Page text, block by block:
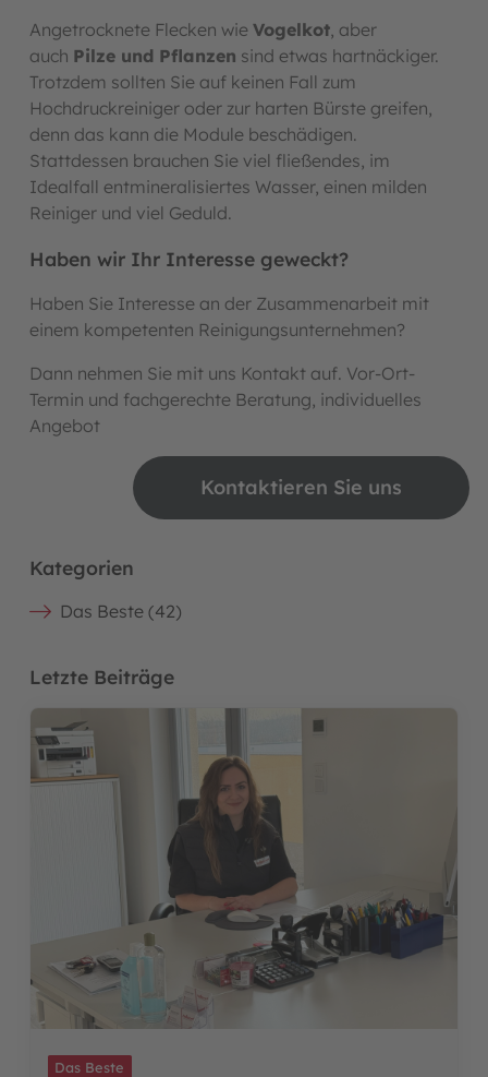
Angetrocknete Flecken wie Vogelkot, aber
auch Pilze und Pflanzen sind etwas hartnäckiger.
Trotzdem sollten Sie auf keinen Fall zum
Hochdruckreiniger oder zur harten Bürste greifen,
denn das kann die Module beschädigen.
Stattdessen brauchen Sie viel fließendes, im
Idealfall entmineralisiertes Wasser, einen milden
Reiniger und viel Geduld.
Haben wir Ihr Interesse geweckt?
Haben Sie Interesse an der Zusammenarbeit mit
einem kompetenten Reinigungsunternehmen?
Dann nehmen Sie mit uns Kontakt auf. Vor-Ort-
Termin und fachgerechte Beratung, individuelles
Angebot
Kontaktieren Sie uns
Kategorien
Das Beste (42)
Letzte Beiträge
Das Beste